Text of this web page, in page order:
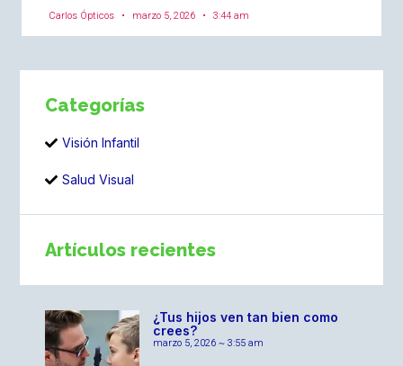
Carlos Ópticos marzo 5, 2026 3:44 am
Categorías
Visión Infantil
Salud Visual
Artículos recientes
¿Tus hijos ven tan bien como
crees?
marzo 5, 2026 3:55 am